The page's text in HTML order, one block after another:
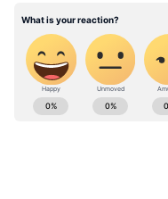
பாதுகாப்பு
ராகுல் காந்தி
ABOUT THE AUTHOR